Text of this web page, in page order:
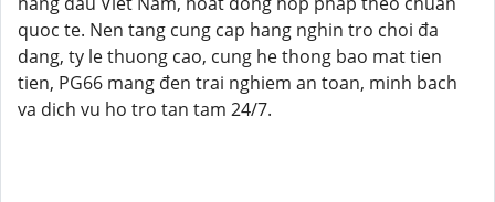
quoc te. Nen tang cung cap hang nghin tro choi đa
dang, ty le thuong cao, cung he thong bao mat tien
tien, PG66 mang đen trai nghiem an toan, minh bach
va dich vu ho tro tan tam 24/7.